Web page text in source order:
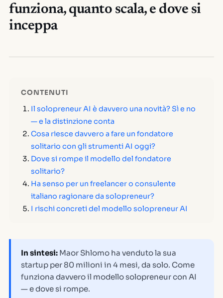
funziona, quanto scala, e dove si
inceppa
CONTENUTI
Il solopreneur AI è davvero una novità? Sì e no
— e la distinzione conta
Cosa riesce davvero a fare un fondatore
solitario con gli strumenti AI oggi?
Dove si rompe il modello del fondatore
solitario?
Ha senso per un freelancer o consulente
italiano ragionare da solopreneur?
I rischi concreti del modello solopreneur AI
In sintesi: Maor Shlomo ha venduto la sua
startup per 80 milioni in 4 mesi, da solo. Come
funziona davvero il modello solopreneur con AI
— e dove si rompe.